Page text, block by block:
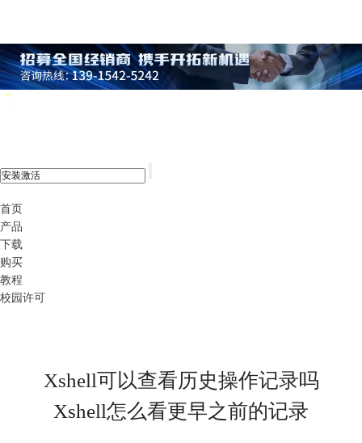
首页
产品
下载
购买
教程
校园许可
Xshell可以查看历史操作记录吗
Xshell怎么看更早之前的记录